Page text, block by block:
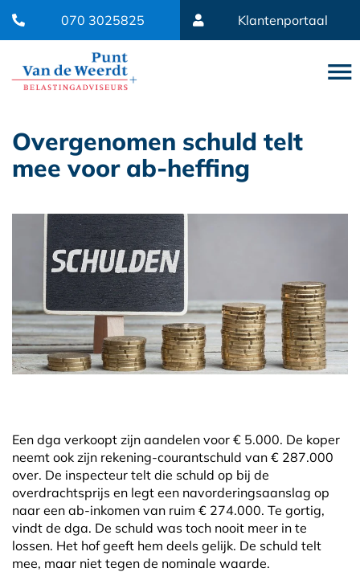
070 3025825 Klantenportaal
Overgenomen schuld telt
mee voor ab-heffing
Een dga verkoopt zijn aandelen voor € 5.000. De koper
neemt ook zijn rekening-courantschuld van € 287.000
over. De inspecteur telt die schuld op bij de
overdrachtsprijs en legt een navorderingsaanslag op
naar een ab-inkomen van ruim € 274.000. Te gortig,
vindt de dga. De schuld was toch nooit meer in te
lossen. Het hof geeft hem deels gelijk. De schuld telt
mee, maar niet tegen de nominale waarde.